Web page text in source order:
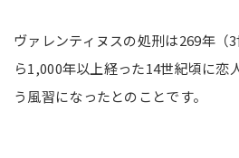
ヴァレンティヌスの処刑は269年（
ら1,000年以上経った14世紀頃に恋
う風習になったとのことです。